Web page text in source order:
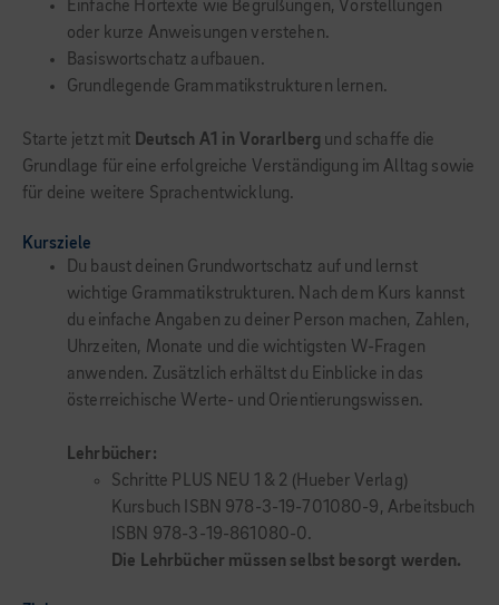
Einfache Hörtexte wie Begrüßungen, Vorstellungen
oder kurze Anweisungen verstehen.
Basiswortschatz aufbauen.
Grundlegende Grammatikstrukturen lernen.
Starte jetzt mit Deutsch A1 in Vorarlberg und schaffe die
Grundlage für eine erfolgreiche Verständigung im Alltag sowie
für deine weitere Sprachentwicklung.
Kursziele
Du baust deinen Grundwortschatz auf und lernst
wichtige Grammatikstrukturen. Nach dem Kurs kannst
du einfache Angaben zu deiner Person machen, Zahlen,
Uhrzeiten, Monate und die wichtigsten W-Fragen
anwenden. Zusätzlich erhältst du Einblicke in das
österreichische Werte- und Orientierungswissen.
Lehrbücher:
Schritte PLUS NEU 1 & 2 (Hueber Verlag)
Kursbuch ISBN 978-3-19-701080-9, Arbeitsbuch
ISBN 978-3-19-861080-0.
Die Lehrbücher müssen selbst besorgt werden.